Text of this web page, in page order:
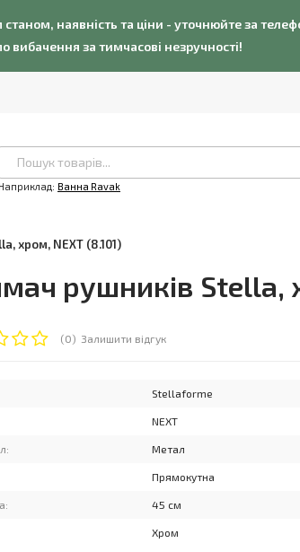
станом, наявність та ціни - уточнюйте за
вибачення за тимчасові незручності!
Наприклад: Ванна Ravak
хром, NEXT (8.101)
рушників Stella,
(0) Залишити відгук
Stellaforme
NEXT
Метал
Прямокутна
45 см
Хром